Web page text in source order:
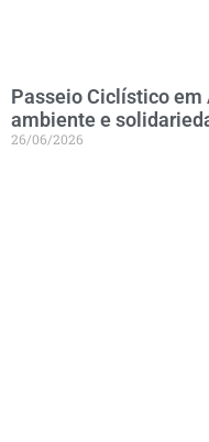
Passeio Ciclístico em
ambiente e
26/06/2026